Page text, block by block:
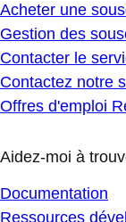
Acheter une
Gestion des
Contacter le
Contactez notre
Offres d'emploi
Aidez-moi à
Documentation
Ressources